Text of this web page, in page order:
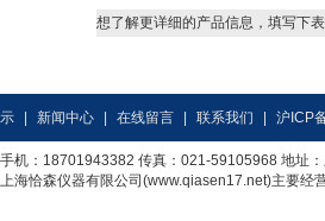
想了解更详细的产品信息，填写下
新闻中心 在线留言 联系我们 沪ICP
手机：18701943382 传真：021-59105968 地址
上海恰森仪器有限公司(www.qiasen17.net)主要经